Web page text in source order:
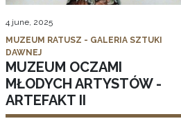
4 june, 2025
MUZEUM RATUSZ - GALERIA SZTUKI
DAWNEJ
MUZEUM OCZAMI
MŁODYCH ARTYSTÓW -
ARTEFAKT II